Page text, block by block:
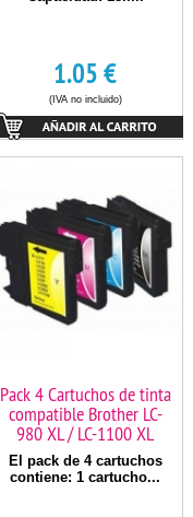
1.05€
(IVA no incluido)
Pack 4 Cartuchos de tinta
compatible Brother LC-
980 XL / LC-1100 XL
El pack de 4 cartuchos
contiene: 1 cartucho...